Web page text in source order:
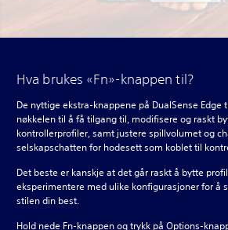
Hva brukes «Fn»-knappen til?
De nyttige ekstra-knappene på DualSense Edge
nøkkelen til å få tilgang til, modifisere og raskt
kontrollerprofiler, samt justere spillvolumet og
selskapschatten for hodesett som koblet til
Det beste er kanskje at det går raskt å bytte
eksperimentere med ulike konfigurasjoner for å
stilen din best.
Hold nede Fn-knappen og trykk på Options-